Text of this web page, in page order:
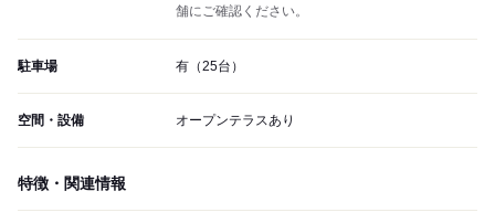
舗にご確認ください。
駐車場 有（25台）
空間・設備 オープンテラスあり
特徴・関連情報